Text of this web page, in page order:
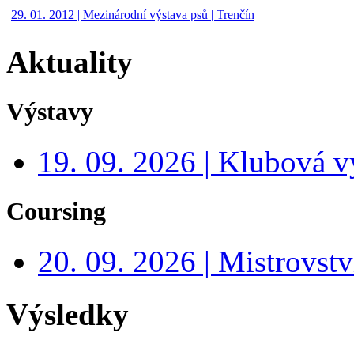
29. 01. 2012 | Mezinárodní výstava psů | Trenčín
Aktuality
Výstavy
19. 09. 2026 | Klubová
Coursing
20. 09. 2026 |
Výsledky